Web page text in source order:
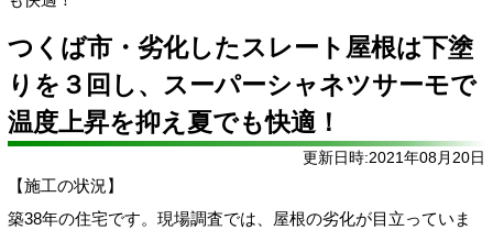
つくば市・劣化したスレート屋根は下塗
りを３回し、スーパーシャネツサーモで
温度上昇を抑え夏でも快適！
更新日時:2021年08月20日
【施工の状況 】
築38年の住宅です。現場調査では、屋根の劣化が目立っていま